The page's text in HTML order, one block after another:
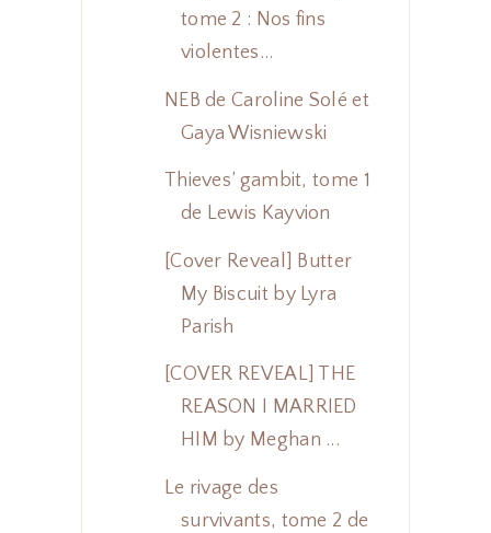
tome 2 : Nos fins
violentes...
NEB de Caroline Solé et
Gaya Wisniewski
Thieves’ gambit, tome 1
de Lewis Kayvion
[Cover Reveal] Butter
My Biscuit by Lyra
Parish
[COVER REVEAL] THE
REASON I MARRIED
HIM by Meghan ...
Le rivage des
survivants, tome 2 de